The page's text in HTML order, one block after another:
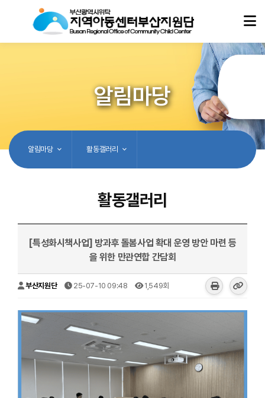
알림마당
알림마당 활동갤러리
활동갤러리
[특성화시책사업] 방과후 돌봄사업 확대 운영 방안 마련 등
을 위한 만관연합 간담회
부산지원단 25-07-10 09:48 1,549회